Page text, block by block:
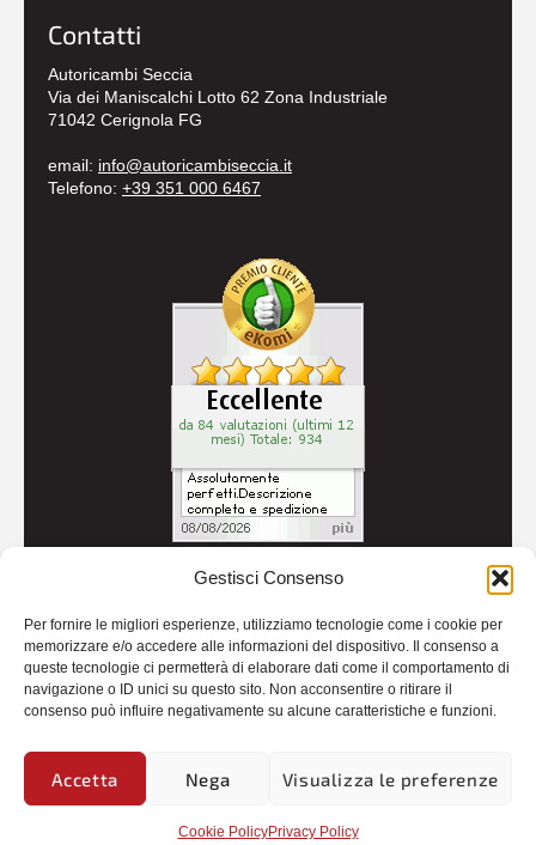
Gestisci Consenso
Per fornire le migliori esperienze, utilizziamo tecnologie come i cookie per
memorizzare e/o accedere alle informazioni del dispositivo. Il consenso a
queste tecnologie ci permetterà di elaborare dati come il comportamento di
navigazione o ID unici su questo sito. Non acconsentire o ritirare il
consenso può influire negativamente su alcune caratteristiche e funzioni.
Accetta Nega Visualizza le preferenze
Cookie PolicyPrivacy Policy
Contatti
Autoricambi Seccia
Via dei Maniscalchi Lotto 62 Zona Industriale
71042 Cerignola FG
email: info@autoricambiseccia.it
Telefono: +39 351 000 6467
Credits